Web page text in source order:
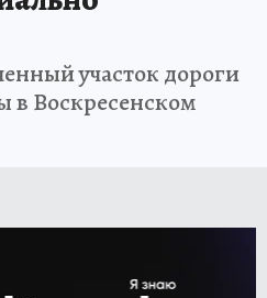
участок дороги
в Воскресенском